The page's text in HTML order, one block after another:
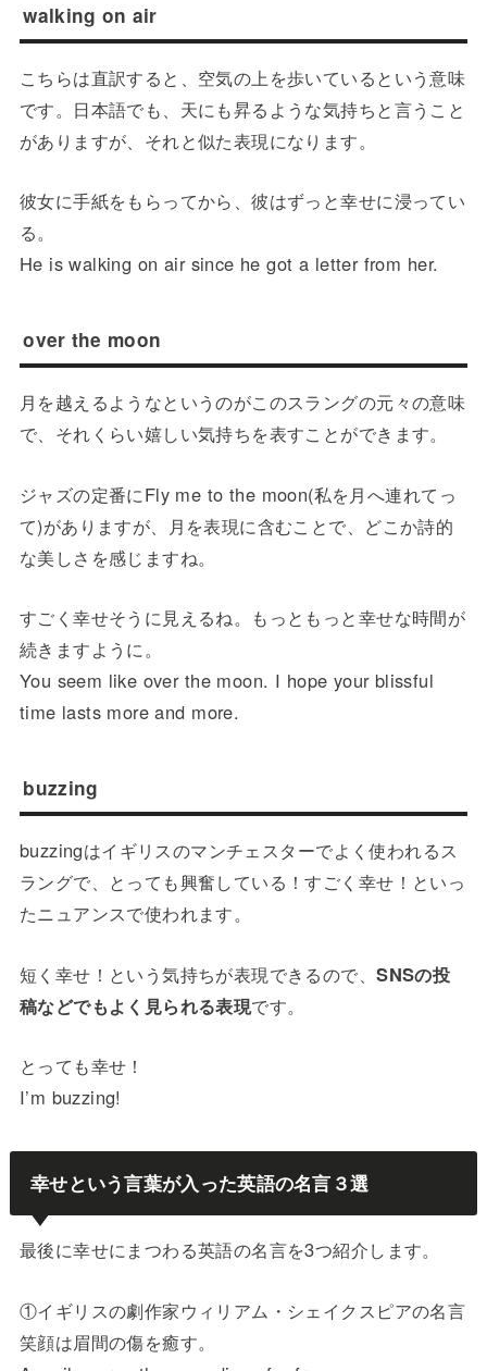
walking on air
こちらは直訳すると、空気の上を歩いているという意味
です。日本語でも、天にも昇るような気持ちと言うこと
がありますが、それと似た表現になります。
彼女に手紙をもらってから、彼はずっと幸せに浸ってい
る。
He is walking on air since he got a letter from her.
over the moon
月を越えるようなというのがこのスラングの元々の意味
で、それくらい嬉しい気持ちを表すことができます。
ジャズの定番にFly me to the moon(私を月へ連れてっ
て)がありますが、月を表現に含むことで、どこか詩的
な美しさを感じますね。
すごく幸せそうに見えるね。もっともっと幸せな時間が
続きますように。
You seem like over the moon. I hope your blissful
time lasts more and more.
buzzing
buzzingはイギリスのマンチェスターでよく使われるス
ラングで、とっても興奮している！すごく幸せ！といっ
たニュアンスで使われます。
短く幸せ！という気持ちが表現できるので、SNSの投
稿などでもよく見られる表現です。
とっても幸せ！
I’m buzzing!
幸せという言葉が入った英語の名言３選
最後に幸せにまつわる英語の名言を3つ紹介します。
①イギリスの劇作家ウィリアム・シェイクスピアの名言
笑顔は眉間の傷を癒す。